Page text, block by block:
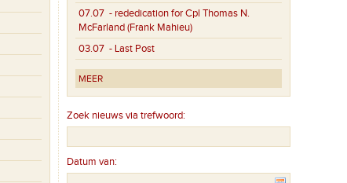
07.07 - rededication for Cpl Thomas N.
McFarland (Frank Mahieu)
03.07 - Last Post
MEER
Zoek nieuws via trefwoord:
Datum van: